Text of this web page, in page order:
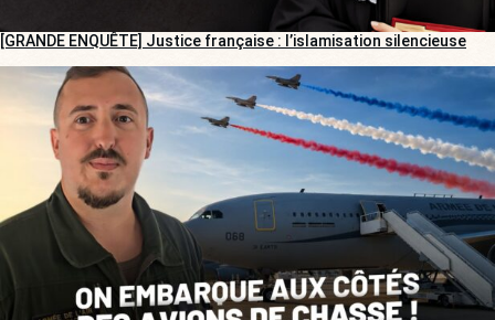
[GRANDE ENQUÊTE] Justice française : l’islamisation silencieuse